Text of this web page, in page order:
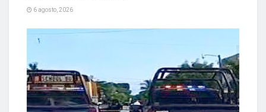
6 agosto, 2026